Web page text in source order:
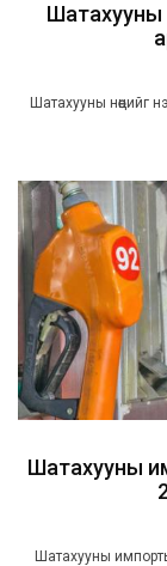
Шатахууны
Шатахууны нөөцийг
Шатахууны
Шатахууны